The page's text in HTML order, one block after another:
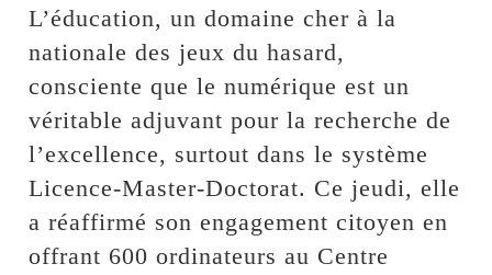
L’éducation, un domaine cher à la
nationale des jeux du hasard,
consciente que le numérique est un
véritable adjuvant pour la recherche de
l’excellence, surtout dans le système
Licence-Master-Doctorat. Ce jeudi, elle
a réaffirmé son engagement citoyen en
offrant 600 ordinateurs au Centre